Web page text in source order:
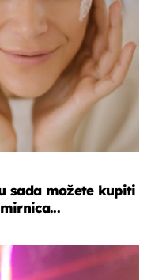
sada možete kupiti